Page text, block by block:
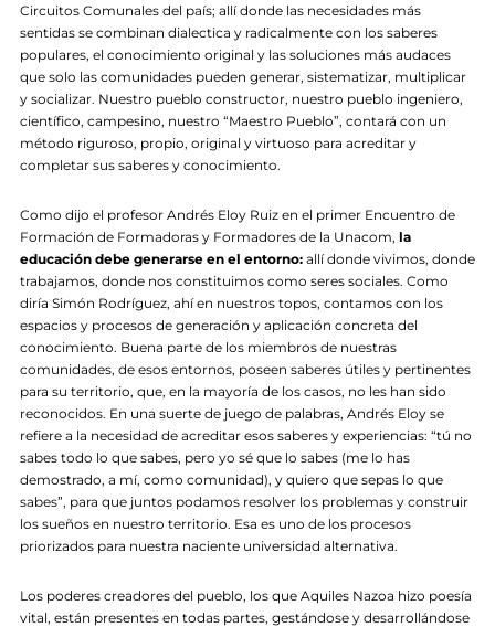
Circuitos Comunales del país; allí donde las necesidades más
sentidas se combinan dialectica y radicalmente con los saberes
populares, el conocimiento original y las soluciones más audaces
que solo las comunidades pueden generar, sistematizar, multiplicar
y socializar. Nuestro pueblo constructor, nuestro pueblo ingeniero,
científico, campesino, nuestro “Maestro Pueblo”, contará con un
método riguroso, propio, original y virtuoso para acreditar y
completar sus saberes y conocimiento.
Como dijo el profesor Andrés Eloy Ruiz en el primer Encuentro de
Formación de Formadoras y Formadores de la Unacom, la
educación debe generarse en el entorno: allí donde vivimos, donde
trabajamos, donde nos constituimos como seres sociales. Como
diría Simón Rodríguez, ahí en nuestros topos, contamos con los
espacios y procesos de generación y aplicación concreta del
conocimiento. Buena parte de los miembros de nuestras
comunidades, de esos entornos, poseen saberes útiles y pertinentes
para su territorio, que, en la mayoría de los casos, no les han sido
reconocidos. En una suerte de juego de palabras, Andrés Eloy se
refiere a la necesidad de acreditar esos saberes y experiencias: “tú no
sabes todo lo que sabes, pero yo sé que lo sabes (me lo has
demostrado, a mí, como comunidad), y quiero que sepas lo que
sabes”, para que juntos podamos resolver los problemas y construir
los sueños en nuestro territorio. Esa es uno de los procesos
priorizados para nuestra naciente universidad alternativa.
Los poderes creadores del pueblo, los que Aquiles Nazoa hizo poesía
vital, están presentes en todas partes, gestándose y desarrollándose